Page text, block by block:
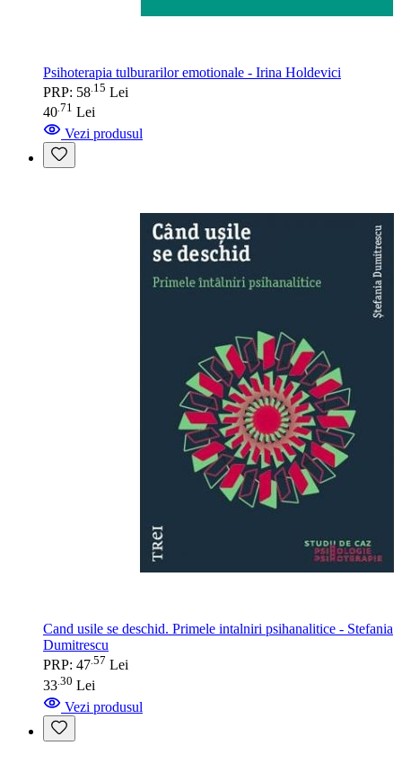
Psihoterapia tulburarilor emotionale - Irina Holdevici
PRP: 58 15 Lei
40 71 Lei
Vezi produsul
Cand usile se deschid. Primele intalniri psihanalitice - Stefania
Dumitrescu
PRP: 47.57 Lei
33 30 Lei
Vezi produsul